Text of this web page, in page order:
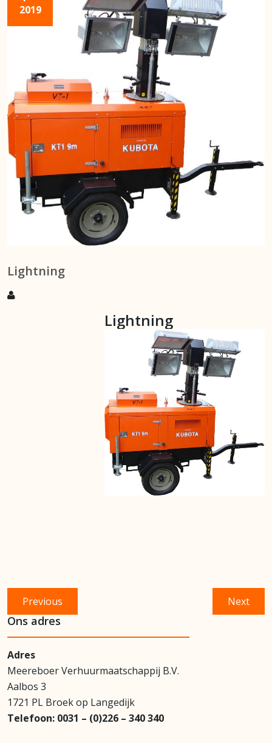
2019
Lightning
Lightning
Bericht
navigatie
Previous
post:
NextNext
post:
Ons adres
Adres
Meereboer Verhuurmaatschappij B.V.
Aalbos 3
1721 PL Broek op Langedijk
Telefoon: 0031 – (0)226 – 340 340